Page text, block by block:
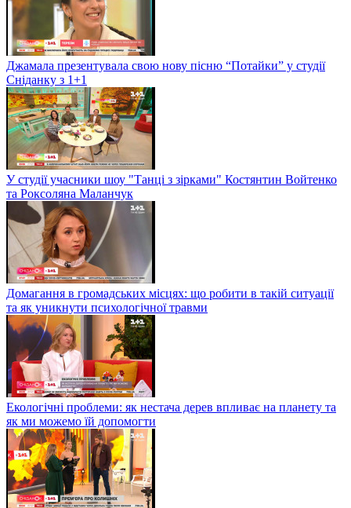
Джамала презентувала свою нову пісню “Потайки” у студії
Сніданку з 1+1
У студії учасники шоу "Танці з зірками" Костянтин Войтенко
та Роксоляна Маланчук
Домагання в громадських місцях: що робити в такій ситуації
та як уникнути психологічної травми
Екологічні проблеми: як нестача дерев впливає на планету та
як ми можемо їй допомогти